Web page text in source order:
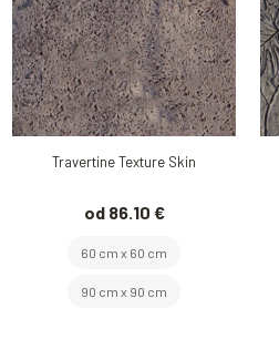
Travertine Texture Skin
od 86.10 €
60 cm x 60 cm
90 cm x 90 cm